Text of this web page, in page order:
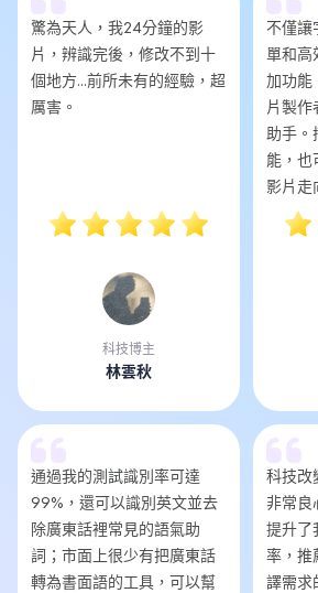
驚為天人，我24分鐘的影
片，辨識完後，修改不到十
個地方...前所未有的經驗，超
厲害。
科技博主
林雲秋
不僅讓
單和高
加功能
片製作
助手。
能，也
影片走
通過我的測試識別率可達
99%，還可以識別英文並去
除廣東話裡常見的語氣助
詞；市面上很少有把廣東話
轉為書面語的工具，可以幫
科技改
非常良
提升了
率，推
譯需求